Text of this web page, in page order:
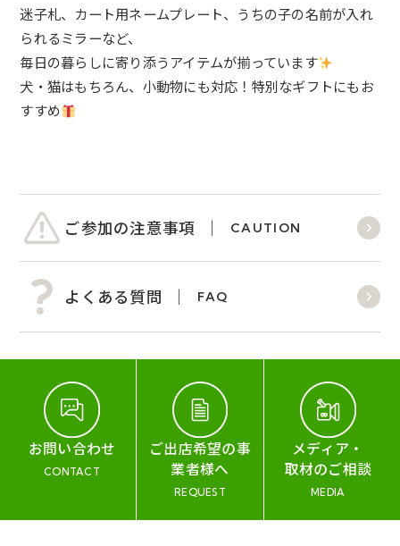
迷子札、カート用ネームプレート、 うちの子の名前が入れ
られるミラーなど、
毎日の暮らしに寄り添うアイテムが揃っています
犬・猫はもちろん、小動物にも対応！特別なギフトにもお
すすめ
ご参加の注意事項 CAUTION
よくある質問 FAQ
お問い合わせ
CONTACT
ご出店希望の事
業者様へ
REQUEST
メディア・
取材のご相談
MEDIA